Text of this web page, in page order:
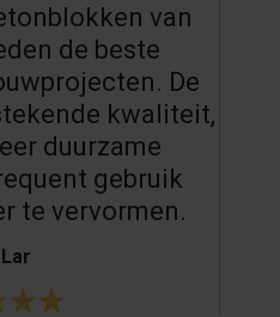
van
de beste
De
kwaliteit,
duurzame
gebruik
te vervormen.